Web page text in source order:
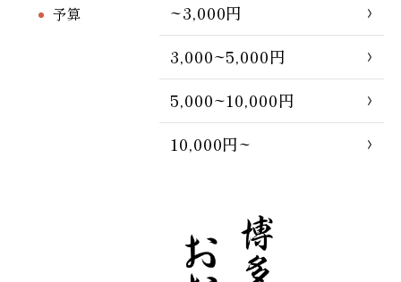
予算
~3,000円
3,000~5,000円
5,000~10,000円
10,000円~